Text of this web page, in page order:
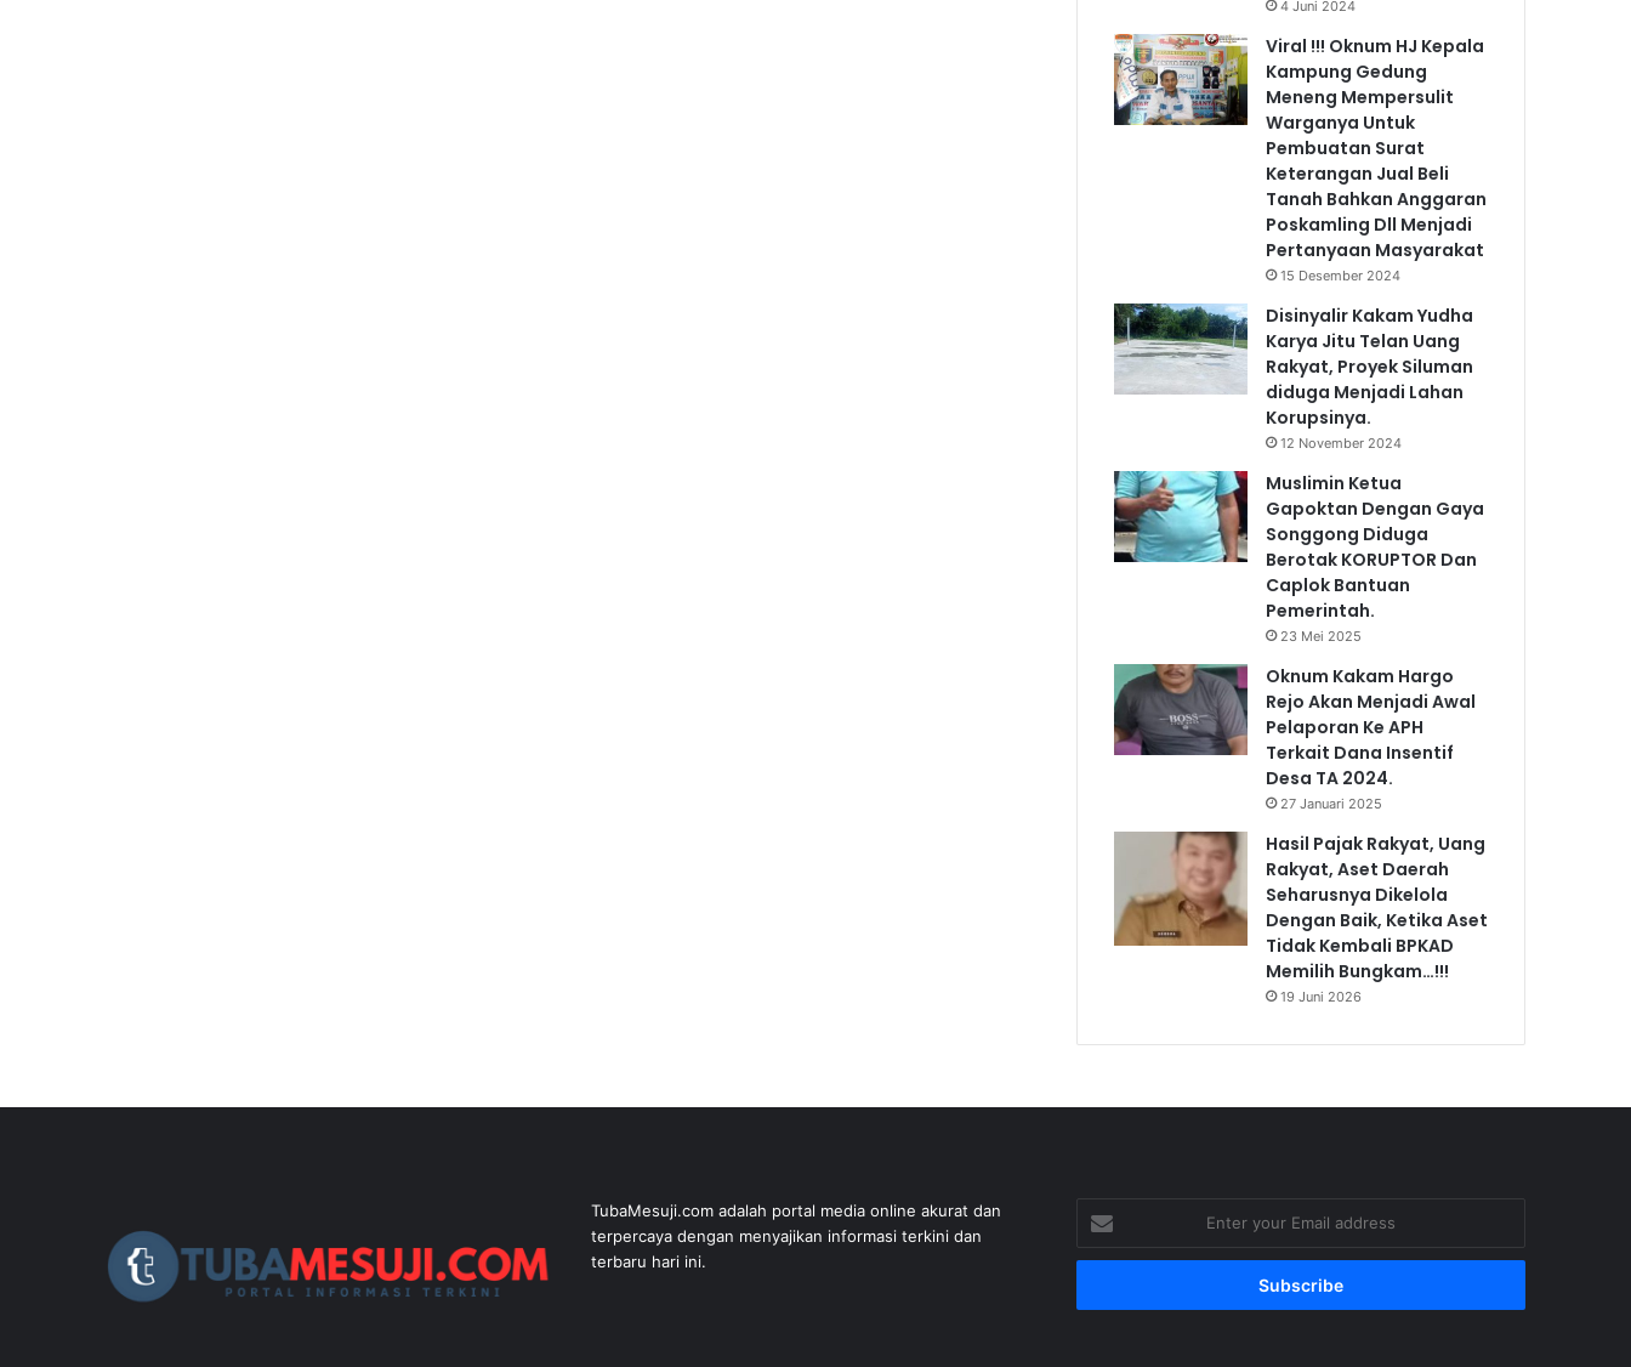
4 Juni 2024
Viral !!! Oknum HJ Kepala
Kampung Gedung
Meneng Mempersulit
Warganya Untuk
Pembuatan Surat
Keterangan Jual Beli
Tanah Bahkan Anggaran
Poskamling Dll Menjadi
Pertanyaan Masyarakat
15 Desember 2024
Disinyalir Kakam Yudha
Karya Jitu Telan Uang
Rakyat, Proyek Siluman
diduga Menjadi Lahan
Korupsinya.
12 November 2024
Muslimin Ketua
Gapoktan Dengan Gaya
Songgong Diduga
Berotak KORUPTOR Dan
Caplok Bantuan
Pemerintah.
23 Mei 2025
Oknum Kakam Hargo
Rejo Akan Menjadi Awal
Pelaporan Ke APH
Terkait Dana Insentif
Desa TA 2024.
27 Januari 2025
Hasil Pajak Rakyat, Uang
Rakyat, Aset Daerah
Seharusnya Dikelola
Dengan Baik, Ketika Aset
Tidak Kembali BPKAD
Memilih Bungkam…!!!
19 Juni 2026
TubaMesuji.com adalah portal media online akurat dan
terpercaya dengan menyajikan informasi terkini dan
terbaru hari ini.
your
Email